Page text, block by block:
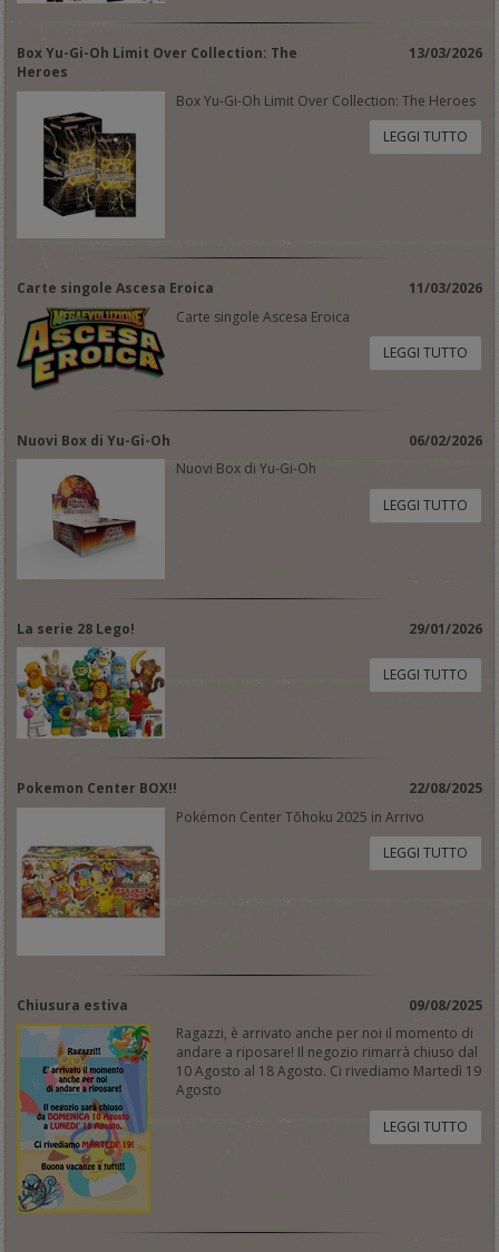
Box Yu-Gi-Oh Limit Over Collection: The
Heroes
13/03/2026
Box Yu-Gi-Oh Limit Over Collection: The Heroes
LEGGI TUTTO
Carte singole Ascesa Eroica
11/03/2026
Carte singole Ascesa Eroica
LEGGI TUTTO
Nuovi Box di Yu-Gi-Oh
06/02/2026
Nuovi Box di Yu-Gi-Oh
LEGGI TUTTO
La serie 28 Lego! 29/01/2026
LEGGI TUTTO
Pokemon Center BOX!!
22/08/2025
Pokémon Center Tōhoku 2025 in Arrivo
LEGGI TUTTO
Chiusura estiva
09/08/2025
Ragazzi, è arrivato anche per noi il momento di
andare a riposare! Il negozio rimarrà chiuso dal
10 Agosto al 18 Agosto. Ci rivediamo Martedì 19
Agosto
LEGGI TUTTO